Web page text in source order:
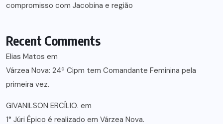
compromisso com Jacobina e região
Recent Comments
Elias Matos em
Várzea Nova: 24ª Cipm tem Comandante Feminina pela
primeira vez.
GIVANILSON ERCÍLIO. em
1° Júri Épico é realizado em Várzea Nova.